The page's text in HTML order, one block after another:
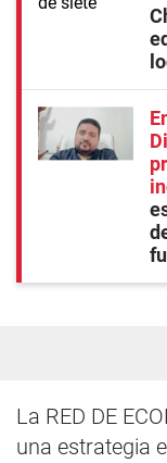
La RED DE
una estrategia